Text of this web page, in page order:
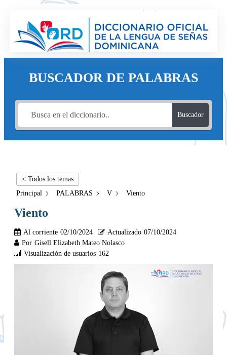
BUSCADOR DE PALABRAS
Buscador
< Todos los temas
Principal
PALABRAS V Viento
Viento
Al corriente 02/10/2024 Actualizado 07/10/2024
Por Gisell Elizabeth Mateo Nolasco
Visualización de usuarios 162